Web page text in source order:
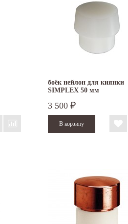
боёк нейлон для киянки
SIMPLEX 50 мм
3 500 ₽